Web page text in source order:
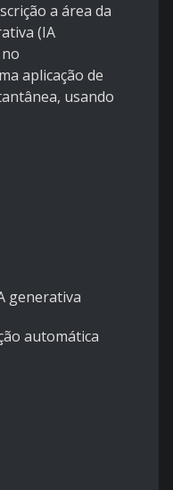
a área da
(IA
aplicação de
usando
generativa
automática